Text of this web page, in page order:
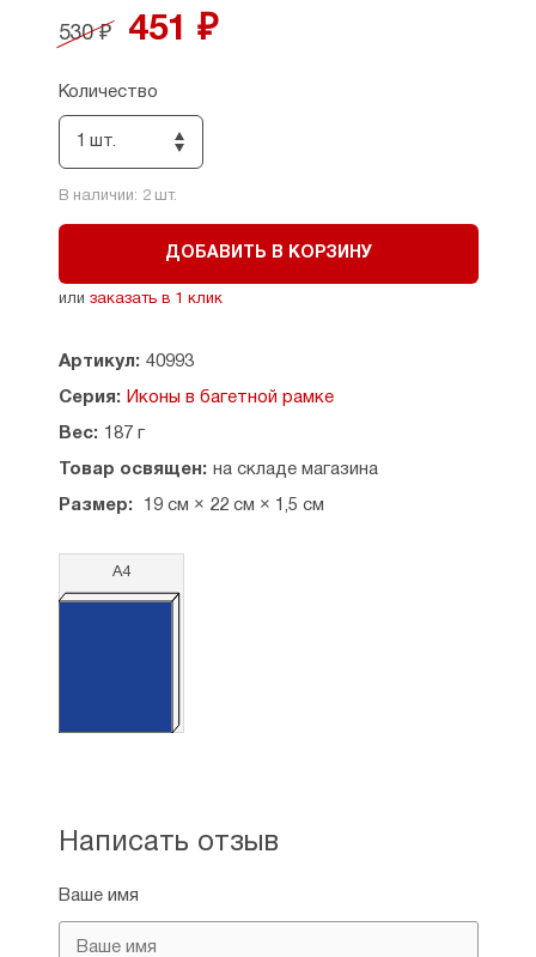
прилагается). Материал рамки — пластик.
Дата празднования: 6 мая (н.ст.)
Размеры: 19 х 22 см, толщина - 1,5 см.
Страна производитель: Россия.
530 ₽ 451 ₽
Количество
1 шт.
В наличии: 2шт.
ДОБАВИТЬ В КОРЗИНУ
или заказать в 1 клик
Артикул: 40993
Серия: Иконы в багетной рамке
Вес: 187 г
Товар освящен: на складе магазина
Размер: 19 см × 22 см × 1,5 см
А4
Написать отзыв
Ваше имя